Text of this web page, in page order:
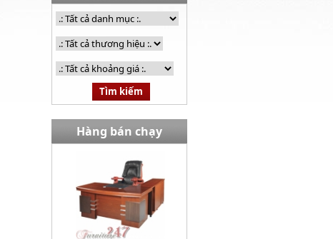
Hàng bán chạy